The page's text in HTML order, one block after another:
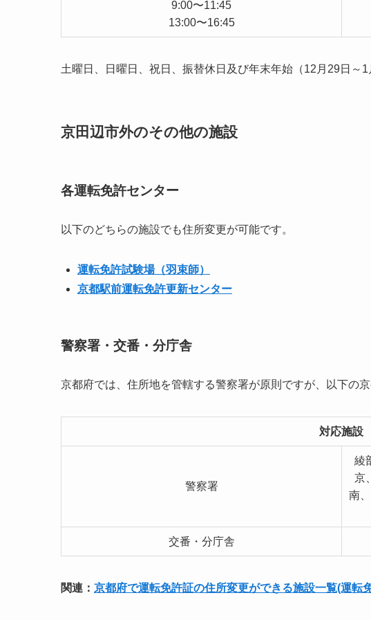
9:00〜11:45
13:00〜16:45
土曜日、日曜日、祝日、振替休日及び年末年始（12月29日～
京田辺市外のその他の施設
各運転免許センター
以下のどちらの施設でも住所変更が可能です。
運転免許試験場（羽束師）
京都駅前運転免許更新センター
警察署・交番・分庁舎
京都府では、住所地を管轄する警察署が原則ですが、以下の
対応施設
警察署
綾
京
南
交番・分庁舎
関連： 京都府で運転免許証の住所変更ができる施設一覧(運転